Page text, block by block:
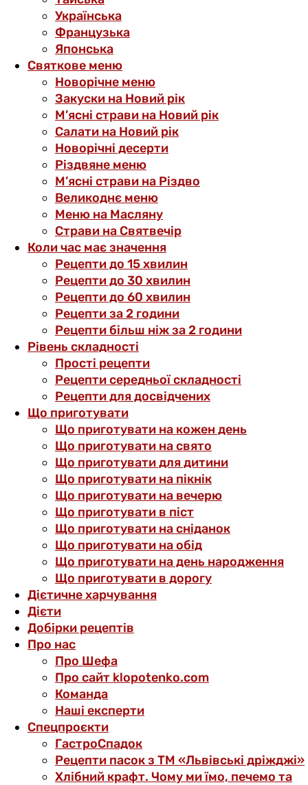
Українська
Французька
Японська
Святкове меню
Новорічне меню
Закуски на Новий рік
М’ясні страви на Новий рік
Салати на Новий рік
Новорічні десерти
Різдвяне меню
М’ясні страви на Різдво
Великоднє меню
Меню на Масляну
Страви на Святвечір
Коли час має значення
Рецепти до 15 хвилин
Рецепти до 30 хвилин
Рецепти до 60 хвилин
Рецепти за 2 години
Рецепти більш ніж за 2 години
Рівень складності
Прості рецепти
Рецепти середньої складності
Рецепти для досвідчених
Що приготувати
Що приготувати на кожен день
Що приготувати на свято
Що приготувати для дитини
Що приготувати на пікнік
Що приготувати на вечерю
Що приготувати в піст
Що приготувати на сніданок
Що приготувати на обід
Що приготувати на день народження
Що приготувати в дорогу
Дієтичне харчування
Дієти
Добірки рецептів
Про нас
Про Шефа
Про сайт klopotenko.com
Команда
Наші експерти
Спецпроєкти
ГастроСпадок
Рецепти пасок з ТМ «Львівські дріжджі»
Хлібний крафт. Чому ми їмо, печемо та